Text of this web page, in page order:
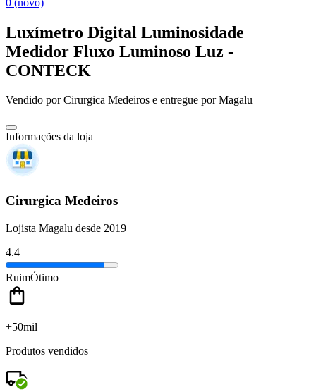
Luxímetro Digital Luminosidade
Medidor Fluxo Luminoso Luz -
CONTECK
Vendido porCirurgica Medeiros e entregue por Magalu
Informações da loja
Cirurgica Medeiros
Lojista Magalu desde 2019
4.4
RuimÓtimo
+50mil
Produtos vendidos